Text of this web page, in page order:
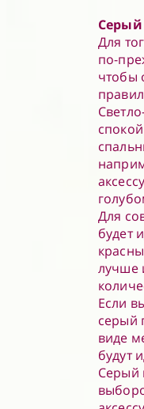
Серый
Для
по-
чтобы
Для
будет
лучше
Если
серый
виде
будут
Серый